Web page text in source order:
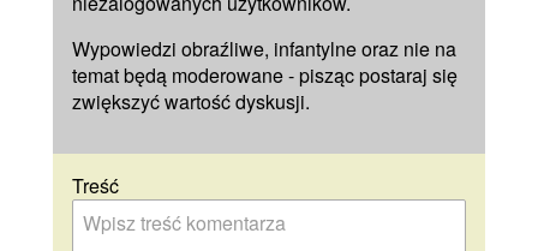
Wypowiedzi obraźliwe, infantylne oraz nie na
temat będą moderowane - pisząc postaraj się
zwiększyć wartość dyskusji.
Treść